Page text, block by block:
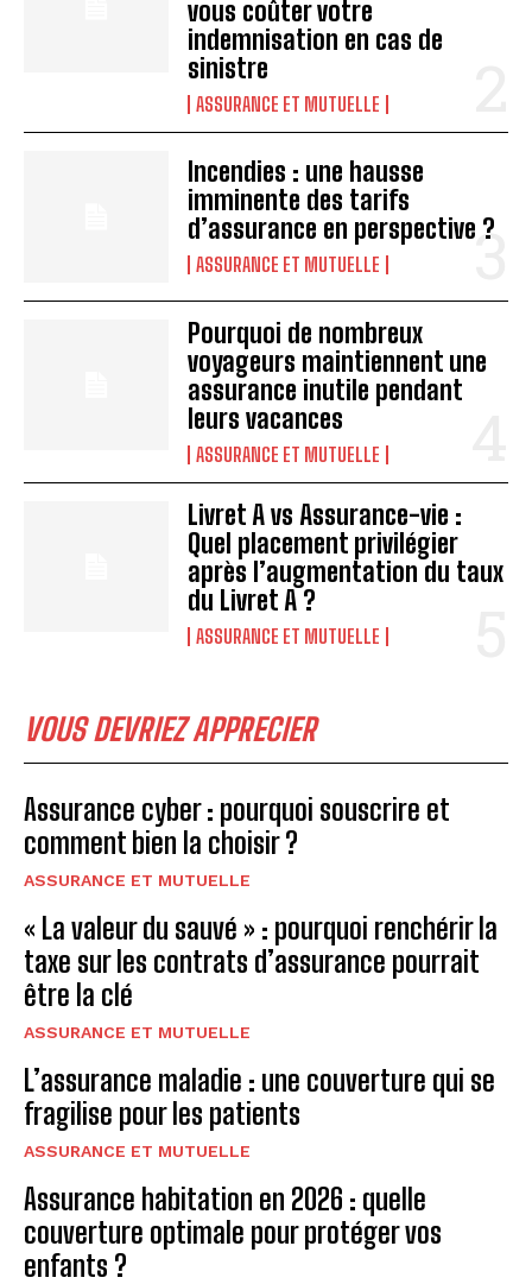
vous coûter votre
indemnisation en cas de
sinistre
ASSURANCE ET MUTUELLE
Incendies : une hausse
imminente des tarifs
d’assurance en perspective ?
ASSURANCE ET MUTUELLE
Pourquoi de nombreux
voyageurs maintiennent une
assurance inutile pendant
leurs vacances
ASSURANCE ET MUTUELLE
Livret A vs Assurance-vie :
Quel placement privilégier
après l’augmentation du taux
du Livret A ?
ASSURANCE ET MUTUELLE
VOUS DEVRIEZ APPRECIER
Assurance cyber : pourquoi souscrire et
comment bien la choisir ?
ASSURANCE ET MUTUELLE
« La valeur du sauvé » : pourquoi renchérir la
taxe sur les contrats d’assurance pourrait
être la clé
ASSURANCE ET MUTUELLE
L’assurance maladie : une couverture qui se
fragilise pour les patients
ASSURANCE ET MUTUELLE
Assurance habitation en 2026 : quelle
couverture optimale pour protéger vos
enfants ?